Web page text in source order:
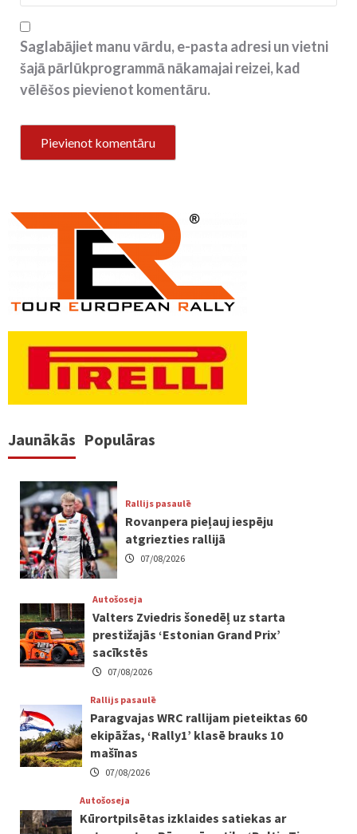
Saglabājiet manu vārdu, e-pasta adresi un vietni
šajā pārlūkprogrammā nākamajai reizei, kad
vēlēšos pievienot komentāru.
Jaunākās Populāras
Rallijs pasaulē
Rovanpera pieļauj iespēju
atgriezties rallijā
07/08/2026
Autošoseja
Valters Zviedris šonedēļ uz starta
prestižajās ‘Estonian Grand Prix’
sacīkstēs
07/08/2026
Rallijs pasaulē
Paragvajas WRC rallijam pieteiktas 60
ekipāžas, ‘Rally1’ klasē brauks 10
mašīnas
07/08/2026
Autošoseja
Kūrortpilsētas izklaides satiekas ar